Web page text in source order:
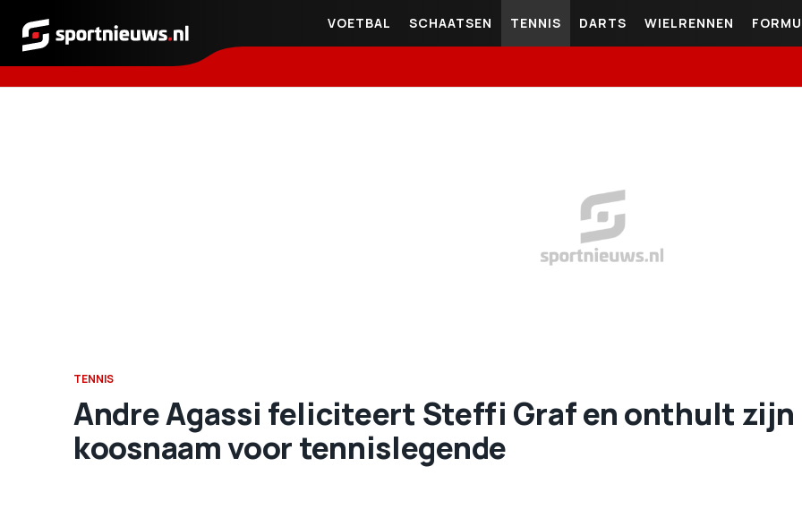
Sportnieuws.nl
VOETBAL SCHAATSEN TENNIS DARTS WIELRENNEN
TENNIS
Andre Agassi feliciteert Steffi Graf en onthult zijn
koosnaam voor tennislegende